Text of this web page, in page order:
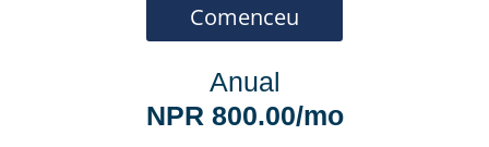
Comenceu
Anual
NPR 800.00/mo